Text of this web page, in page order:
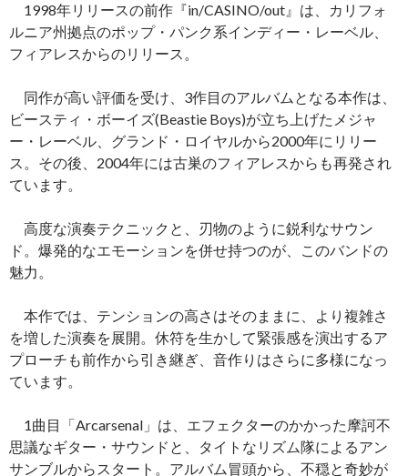
1998年リリースの前作『in/CASINO/out』は、カリフォ
ルニア州拠点のポップ・パンク系インディー・レーベル、
フィアレスからのリリース。
同作が高い評価を受け、3作目のアルバムとなる本作は、
ビースティ・ボーイズ(Beastie Boys)が立ち上げたメジャ
ー・レーベル、グランド・ロイヤルから2000年にリリー
ス。その後、2004年には古巣のフィアレスからも再発され
ています。
高度な演奏テクニックと、刃物のように鋭利なサウン
ド。爆発的なエモーションを併せ持つのが、このバンドの
魅力。
本作では、テンションの高さはそのままに、より複雑さ
を増した演奏を展開。休符を生かして緊張感を演出するア
プローチも前作から引き継ぎ、音作りはさらに多様になっ
ています。
1曲目「Arcarsenal」は、エフェクターのかかった摩訶不
思議なギター・サウンドと、タイトなリズム隊によるアン
サンブルからスタート。アルバム冒頭から、不穏と奇妙が